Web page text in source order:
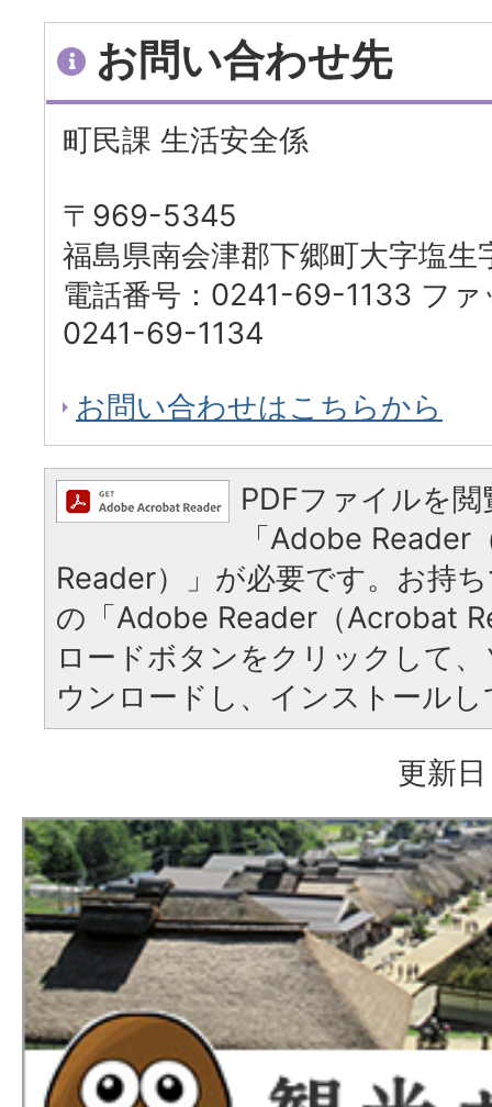
お問い合わせ先
町民課 生活安全係
〒969-5345
福島県南会津郡下郷町大字塩
電話番号：0241-69-1133 ファ
0241-69-1134
お問い合わせはこちらから
PDFファイルを
「Adobe Reader
Reader）」が必要です。お持
の「Adobe Reader（Acrobat
ロードボタンをクリックして
ウンロードし、インストール
更新